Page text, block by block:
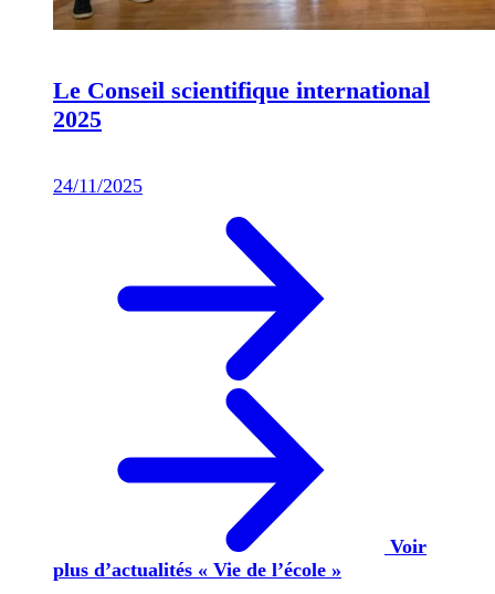
Le Conseil scientifique international
2025
24/11/2025
Voir
plus d’actualités « Vie de l’école »